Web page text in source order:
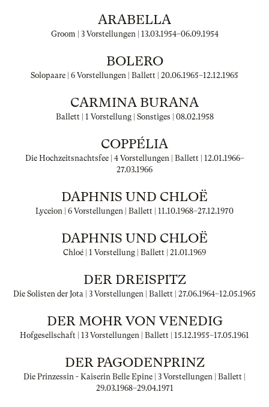
ARABELLA
Groom | 3 Vorstellungen | 13.03.1954–06.09.1954
BOLERO
Solopaare | 6 Vorstellungen | Ballett | 20.06.1965–12.12.1965
CARMINA BURANA
Ballett | 1 Vorstellung | Sonstiges | 08.02.1958
COPPÉLIA
Die Hochzeitsnachtsfee | 4 Vorstellungen | Ballett | 12.01.1966–
27.03.1966
DAPHNIS UND CHLOË
Lyceion | 6 Vorstellungen | Ballett | 11.10.1968–27.12.1970
DAPHNIS UND CHLOË
Chloé | 1 Vorstellung | Ballett | 21.01.1969
DER DREISPITZ
Die Solisten der Jota | 3 Vorstellungen | Ballett | 27.06.1964–12.05.1965
DER MOHR VON VENEDIG
Hofgesellschaft | 13 Vorstellungen | Ballett | 15.12.1955–17.05.1961
DER PAGODENPRINZ
Die Prinzessin - Kaiserin Belle Epine | 3 Vorstellungen | Ballett |
29.03.1968–29.04.1971